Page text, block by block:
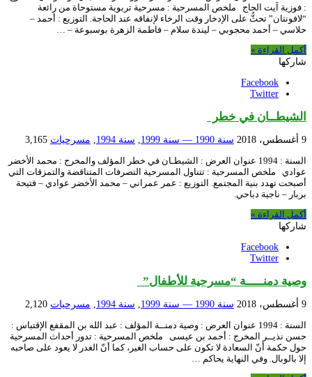
: فوزية آيت الحاج ملخص المسرحية : مسرحية تربوية مستوحاة من رائعة
“لافونتان” تحثُّ على الإدخار وقت الرخاء لإنفاقه عند الحاجة. التوزيع : أحمد –
حلاسي – أحمد محجوبي – ليندة سلام – فاطمة الزهرة بوسبوعة – …
أكمل القراءة »
شاركها
Facebook
Twitter
الشيطــان في خطر
9 أغسطس، 2018 سنة 1990 — سنة 1999 سنة 1994 مسرحيات 3,165
السنة : 1994 عنوان العرض : الشيطـان في خطر المؤلف والمخرج : محمد الأخضر
عوادي ملخص المسرحية : تتناول المسرحية التصرفات المتناقضة والتمزقات التي
أصبحت تهدد بنية المجتمع. التوزيع : عمر عمراني – محمد الأخضر عوادي – فتيحة
بربار – ناجية دباحي.
أكمل القراءة »
شاركها
Facebook
Twitter
وصية دمنـــــة “مسرحية للأطفال”
9 أغسطس، 2018 سنة 1990 — سنة 1999 , سنة 1994 , مسرحيات 2,120
السنة : 1994 عنوان العرض : وصية دمنــة المؤلف : عبد الله بن المقفع الإقتباس :
حسن نذيــر المخرج : أحمد بن عيسى ملخص المسرحية : تدور أحداث المسرحية
حول حكمة أنّ السعادة لا تكون على حساب الغير، كما أنّ الغدر لا يعود على صاحبه
إلا بالوبال. وفي النهاية يحاكم …